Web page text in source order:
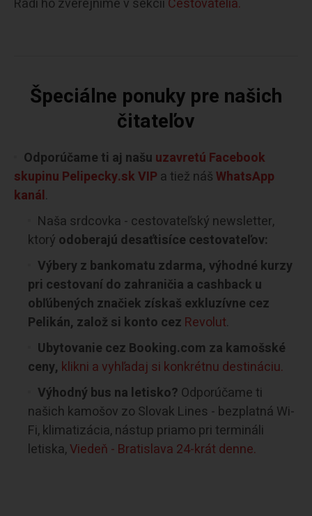
Radi ho zverejníme v sekcii Cestovatelia.
Špeciálne ponuky pre našich
čitateľov
Odporúčame ti aj našu uzavretú Facebook
skupinu Pelipecky.sk VIP a tiež nášWhatsApp
kanál.
Naša srdcovka - cestovateľský newsletter,
ktorý odoberajú desaťtisíce cestovateľov:
Výbery z bankomatu zdarma, výhodné kurzy
pri cestovaní do zahraničia a cashback u
obľúbených značiek získaš exkluzívne cez
Pelikán, založ si konto cez Revolut.
Ubytovanie cez Booking.com za kamošské
ceny, klikni a vyhľadaj si konkrétnu destináciu.
Výhodný bus na letisko? Odporúčame ti
našich kamošov zo Slovak Lines - bezplatná Wi-
Fi, klimatizácia, nástup priamo pri termináli
letiska,Viedeň - Bratislava 24-krát denne.